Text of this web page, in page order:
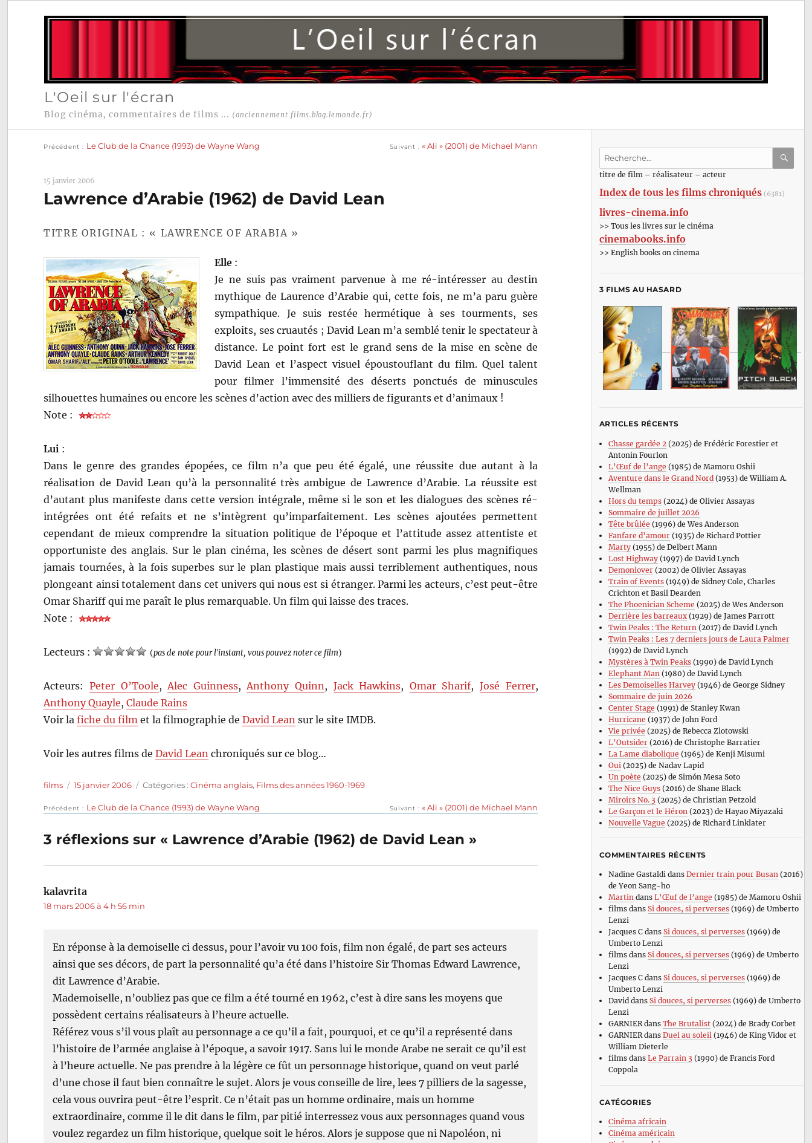
L'Oeil sur l'écran
Blog cinéma, commentaires de films ... (anciennement films.blog.lemonde.fr)
Navigation
l’article
Précédent Le Club de la Chance (1993) de Wayne Wang Suivant « Ali » (2001) de Michael Mann
15 janvier 2006
Lawrence d’Arabie (1962) de David Lean
TITRE ORIGINAL : « LAWRENCE OF ARABIA »
Elle :
Je ne suis pas vraiment parvenue à me ré-intéresser au destin
mythique de Laurence d’Arabie qui, cette fois, ne m’a paru guère
sympathique. Je suis restée hermétique à ses tourments, ses
exploits, ses cruautés ; David Lean m’a semblé tenir le spectateur à
distance. Le point fort est le grand sens de la mise en scène de
David Lean et l’aspect visuel époustouflant du film. Quel talent
pour filmer l’immensité des déserts ponctués de minuscules
silhouettes humaines ou encore les scènes d’action avec des milliers de figurants et d’animaux !
Note :
Lui :
Dans le genre des grandes épopées, ce film n’a que peu été égalé, une réussite due autant à la
réalisation de David Lean qu’à la personnalité très ambigue de Lawrence d’Arabie. La réussite est
d’autant plus manifeste dans cette version intégrale, même si le son et les dialogues des scènes ré-
intégrées ont été refaits et ne s’intègrent qu’imparfaitement. Les scènes ajoutées permettent
cependant de mieux comprendre la situation politique de l’époque et l’attitude assez attentiste et
opportuniste des anglais. Sur le plan cinéma, les scènes de désert sont parmi les plus magnifiques
jamais tournées, à la fois superbes sur le plan plastique mais aussi terriblement authentiques, nous
plongeant ainsi totalement dans cet univers qui nous est si étranger. Parmi les acteurs, c’est peut-être
Omar Shariff qui me paraît le plus remarquable. Un film qui laisse des traces.
Note :
Lecteurs : (pas de note pour l'instant, vous pouvez noter ce film)
Acteurs: Peter O’Toole, Alec Guinness, Anthony Quinn , Jack Hawkins, Omar Sharif, José Ferrer,
Anthony Quayle,Claude Rains
Voir lafiche du film et la filmographie deDavid Lean sur le site IMDB.
Voir les autres films deDavid Lean chroniqués sur ce blog…
Auteur
films
Publié
15 janvier 2006 Catégories
Catégories :Cinéma anglais, Films des années 1960-1969
Navigation
de
l’article
Précédent
Publication
Le Club de la Chance (1993) de Wayne Wang Suivant
Publication
« Ali » (2001) de Michael Mann
3 réflexions sur « Lawrence d’Arabie (1962) de David Lean »
kalavrita
18 mars 2006 à 4 h 56 min
En réponse à la demoiselle ci dessus, pour l’avoir vu 100 fois, film non égalé, de part ses acteurs
ainsi que ses décors, de part la personnalité qu’a été dans l’histoire Sir Thomas Edward Lawrence,
dit Lawrence d’Arabie.
Mademoiselle, n’oubliez pas que ce film a été tourné en 1962, c’est à dire sans les moyens que
possèdent certains réalisateurs à l’heure actuelle.
Référez vous s’il vous plaît au personnage a ce qu’il a fait, pourquoi, et ce qu’il a représenté dans
l’histoire de l’armée anglaise à l’époque, a savoir 1917. Sans lui le monde Arabe ne serait ce qu’il est
à l’heure actuelle. Ne pas prendre à la légère ce fût un personnage historique, quand on veut parlé
d’une chose il faut bien connaître le sujet. Alors je vous conseille de lire, lees 7 pilliers de la sagesse,
cela vous ouvrira peut-être l’esprit. Ce n’était pas un homme ordinaire, mais un homme
extraordinaire, comme il le dit dans le film, par pitié interressez vous aux personnages quand vous
voulez regardez un film historique, quelque soit le héros. Alors je suppose que ni Napoléon, ni
Recherche
:titre de film – réalisateur – acteur
Index de tous les films chroniqués (6381)
livres-cinema.info
>> Tous les livres sur le cinéma
cinemabooks.info
>> English books on cinema
3 FILMS AU HASARD
ARTICLES RÉCENTS
Chasse gardée 2(2025) de Frédéric Forestier et
Antonin Fourlon
L’Œuf de l’ange (1985) de Mamoru Oshii
Aventure dans le Grand Nord(1953) de William A.
Wellman
Hors du temps(2024) de Olivier Assayas
Sommaire de juillet 2026
Tête brûlée (1996) de Wes Anderson
Fanfare d’amour(1935) de Richard Pottier
Marty(1955) de Delbert Mann
Lost Highway(1997) de David Lynch
Demonlover(2002) de Olivier Assayas
Train of Events(1949) de Sidney Cole, Charles
Crichton et Basil Dearden
The Phoenician Scheme (2025) de Wes Anderson
Derrière les barreaux(1929) de James Parrott
Twin Peaks : The Return (2017) de David Lynch
Twin Peaks : Les 7 derniers jours de Laura Palmer
(1992) de David Lynch
Mystères à Twin Peaks(1990) de David Lynch
Elephant Man (1980) de David Lynch
Les Demoiselles Harvey(1946) de George Sidney
Sommaire de juin 2026
Center Stage (1991) de Stanley Kwan
Hurricane (1937) de John Ford
Vie privée (2025) de Rebecca Zlotowski
L’Outsider(2016) de Christophe Barratier
La Lame diabolique (1965) de Kenji Misumi
Oui (2025) de Nadav Lapid
Un poète (2025) de Simón Mesa Soto
The Nice Guys(2016) de Shane Black
Miroirs No. 3 (2025) de Christian Petzold
Le Garçon et le Héron (2023) de Hayao Miyazaki
Nouvelle Vague (2025) de Richard Linklater
COMMENTAIRES RÉCENTS
Nadine Gastaldidans Dernier train pour Busan(2016)
de Yeon Sang-ho
Martindans L’Œuf de l’ange (1985) de Mamoru Oshii
filmsdans Si douces, si perverses(1969) de Umberto
Lenzi
Jacques Cdans Si douces, si perverses(1969) de
Umberto Lenzi
filmsdans Si douces, si perverses(1969) de Umberto
Lenzi
Jacques Cdans Si douces, si perverses(1969) de
Umberto Lenzi
Daviddans Si douces, si perverses(1969) de Umberto
Lenzi
GARNIERdans The Brutalist(2024) de Brady Corbet
GARNIERdans Duel au soleil(1946) de King Vidor et
William Dieterle
filmsdans Le Parrain 3 (1990) de Francis Ford
Coppola
CATÉGORIES
Cinéma africain
Cinéma américain